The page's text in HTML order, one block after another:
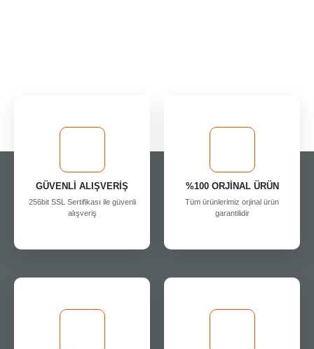
GÜVENLİ ALIŞVERİŞ
256bit SSL Sertifikası ile güvenli
alışveriş
%100 ORJİNAL ÜRÜN
Tüm ürünlerimiz orjinal ürün
garantilidir